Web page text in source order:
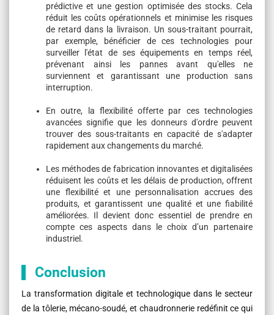
prédictive et une gestion optimisée des stocks. Cela
réduit les coûts opérationnels et minimise les risques
de retard dans la livraison. Un sous-traitant pourrait,
par exemple, bénéficier de ces technologies pour
surveiller l'état de ses équipements en temps réel,
prévenant ainsi les pannes avant qu'elles ne
surviennent et garantissant une production sans
interruption.
En outre, la flexibilité offerte par ces technologies
avancées signifie que les donneurs d'ordre peuvent
trouver des sous-traitants en capacité de s'adapter
rapidement aux changements du marché.
Les méthodes de fabrication innovantes et digitalisées
réduisent les coûts et les délais de production, offrent
une flexibilité et une personnalisation accrues des
produits, et garantissent une qualité et une fiabilité
améliorées. Il devient donc essentiel de prendre en
compte ces aspects dans le choix d’un partenaire
industriel.
Conclusion
La transformation digitale et technologique dans le secteur
de la tôlerie, mécano-soudé, et chaudronnerie redéfinit ce qui